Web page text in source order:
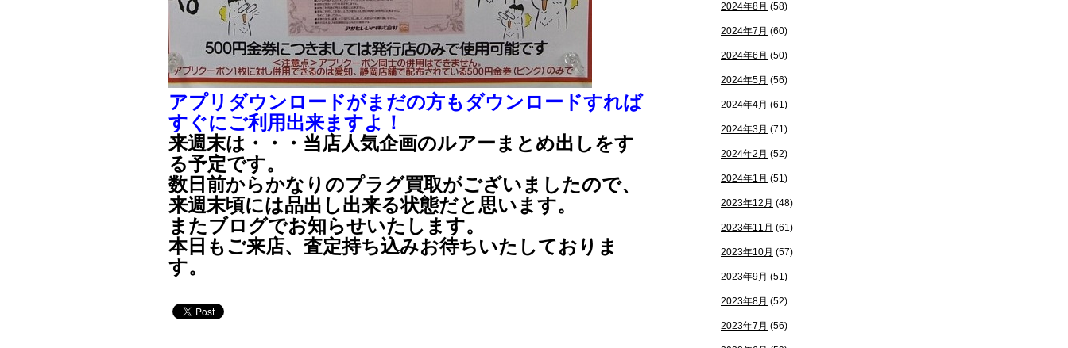
アプリダウンロードがまだの方もダウンロードすれば
すぐにご利用出来ますよ！
来週末は・・・当店人気企画のルアーまとめ出しをす
る予定です。
数日前からかなりのプラグ買取がございましたので、
来週末頃には品出し出来る状態だと思います。
またブログでお知らせいたします。
本日もご来店、査定持ち込みお待ちいたしておりま
す。
2024年8月 (58)
2024年7月 (60)
2024年6月 (50)
2024年5月 (56)
2024年4月 (61)
2024年3月 (71)
2024年2月 (52)
2024年1月 (51)
2023年12月 (48)
2023年11月 (61)
2023年10月 (57)
2023年9月 (51)
2023年8月 (52)
2023年7月 (56)